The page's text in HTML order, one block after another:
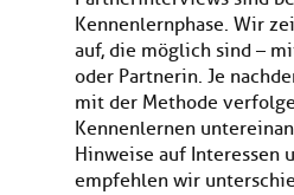
Kennenlernphase. Wir
auf, die möglich sind –
oder Partnerin. Je
mit der Methode
Kennenlernen
Hinweise auf Interessen
empfehlen wir